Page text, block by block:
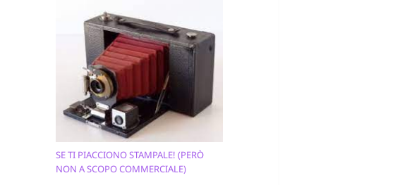
SE TI PIACCIONO STAMPALE! (PERÒ
NON A SCOPO COMMERCIALE)